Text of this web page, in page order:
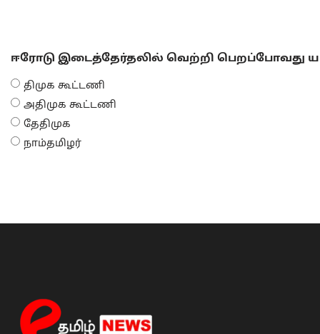
ஈரோடு இடைத்தேர்தலில் வெற்றி பெறப்போவது
திமுக கூட்டணி
அதிமுக கூட்டணி
தேதிமுக
நாம்தமிழர்